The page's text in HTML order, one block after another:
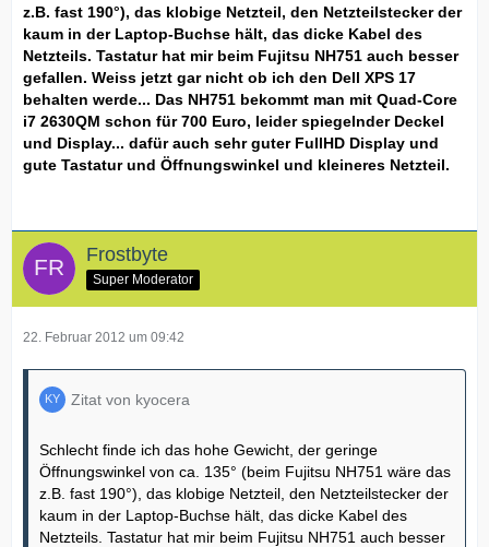
z.B. fast 190°), das klobige Netzteil, den Netzteilstecker der
kaum in der Laptop-Buchse hält, das dicke Kabel des
Netzteils. Tastatur hat mir beim Fujitsu NH751 auch besser
gefallen. Weiss jetzt gar nicht ob ich den Dell XPS 17
behalten werde... Das NH751 bekommt man mit Quad-Core
i7 2630QM schon für 700 Euro, leider spiegelnder Deckel
und Display... dafür auch sehr guter FullHD Display und
gute Tastatur und Öffnungswinkel und kleineres Netzteil.
Frostbyte
Super Moderator
22. Februar 2012 um 09:42
Zitat von kyocera
Schlecht finde ich das hohe Gewicht, der geringe
Öffnungswinkel von ca. 135° (beim Fujitsu NH751 wäre das
z.B. fast 190°), das klobige Netzteil, den Netzteilstecker der
kaum in der Laptop-Buchse hält, das dicke Kabel des
Netzteils. Tastatur hat mir beim Fujitsu NH751 auch besser